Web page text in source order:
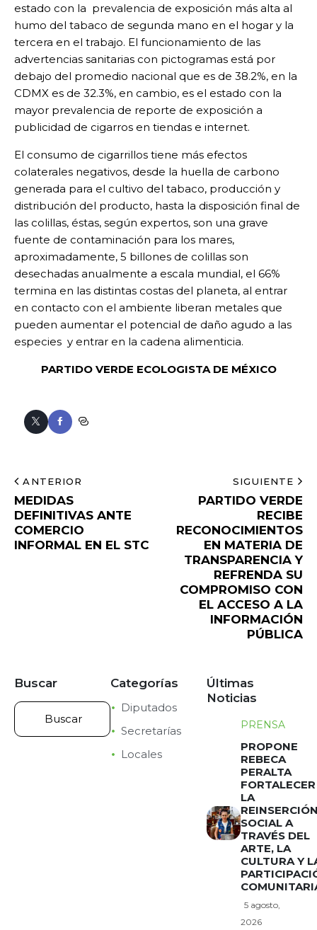
estado con la prevalencia de exposición más alta al
humo del tabaco de segunda mano en el hogar y la
tercera en el trabajo. El funcionamiento de las
advertencias sanitarias con pictogramas está por
debajo del promedio nacional que es de 38.2%, en la
CDMX es de 32.3%, en cambio, es el estado con la
mayor prevalencia de reporte de exposición a
publicidad de cigarros en tiendas e internet.
El consumo de cigarrillos tiene más efectos
colaterales negativos, desde la huella de carbono
generada para el cultivo del tabaco, producción y
distribución del producto, hasta la disposición final de
las colillas, éstas, según expertos, son una grave
fuente de contaminación para los mares,
aproximadamente, 5 billones de colillas son
desechadas anualmente a escala mundial, el 66%
termina en las distintas costas del planeta, al entrar
en contacto con el ambiente liberan metales que
pueden aumentar el potencial de daño agudo a las
especies y entrar en la cadena alimenticia.
PARTIDO VERDE ECOLOGISTA DE MÉXICO
ANTERIOR
MEDIDAS
DEFINITIVAS ANTE
COMERCIO
INFORMAL EN EL STC
SIGUIENTE
PARTIDO VERDE
RECIBE
RECONOCIMIENTOS
EN MATERIA DE
TRANSPARENCIA Y
REFRENDA SU
COMPROMISO CON
EL ACCESO A LA
INFORMACIÓN
PÚBLICA
Buscar Categorías
Diputados
Secretarías
Locales
Últimas
Noticias
PRENSA
PROPONE
REBECA
PERALTA
FORTALECER
LA
SOCIAL A
TRAVÉS DEL
ARTE, LA
CULTURA Y
5 agosto,
2026